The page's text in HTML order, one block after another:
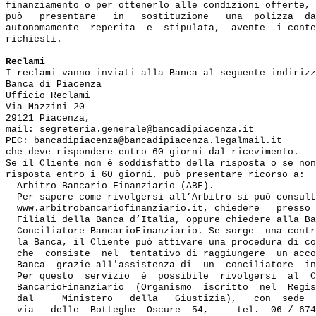
finanziamento o per ottenerlo alle condizioni
può   presentare   in   sostituzione   una  polizza
autonomamente  reperita  e  stipulata,  avente  i
richiesti.
Reclami
I reclami vanno inviati alla Banca al seguente
Banca di Piacenza
Ufficio Reclami
Via Mazzini 20
29121 Piacenza,
mail: segreteria.generale@bancadipiacenza.it
PEC: bancadipiacenza@bancadipiacenza.legalmail.it
che deve rispondere entro 60 giorni dal ricevimento.
Se il Cliente non è soddisfatto della risposta o se
risposta entro i 60 giorni, può presentare ricorso a:
- Arbitro Bancario Finanziario (ABF).
Per sapere come rivolgersi all’Arbitro si può
www.arbitrobancariofinanziario.it, chiedere   presso
Filiali della Banca d’Italia, oppure chiedere alla
- Conciliatore BancarioFinanziario. Se sorge  una
la Banca, il Cliente può attivare una procedura di
che  consiste  nel  tentativo di raggiungere  un
Banca  grazie all'assistenza di  un  conciliatore
Per questo  servizio  è  possibile  rivolgersi  al
BancarioFinanziario  (Organismo  iscritto  nel
dal     Ministero   della   Giustizia),   con  sede
via   delle  Botteghe  Oscure  54,     tel.  06 /